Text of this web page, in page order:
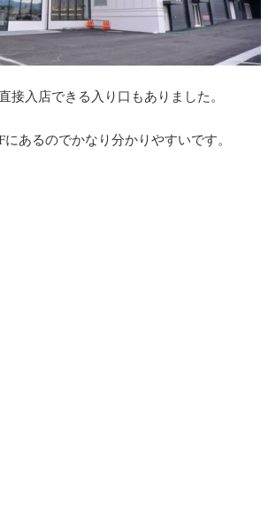
接入店できる入り口もありました。
あるのでかなり分かりやすいです。